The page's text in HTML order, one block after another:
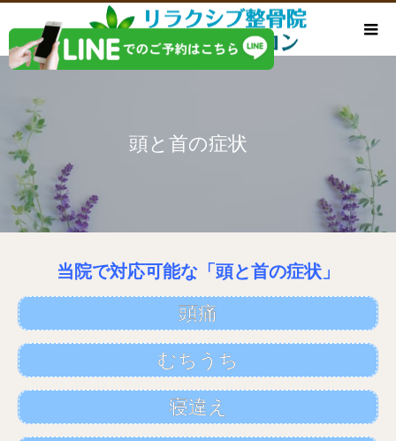
頭と首の症状
当院で対応可能な「頭と首の症状」
頭痛
むちうち
寝違え